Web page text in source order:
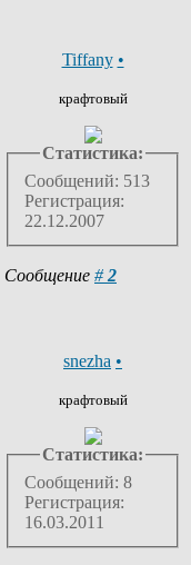
Tiffany •
крафтовый
Статистика:
Сообщений: 513
Регистрация:
22.12.2007
Сообщение #2
snezha •
крафтовый
Статистика:
Сообщений: 8
Регистрация:
16.03.2011